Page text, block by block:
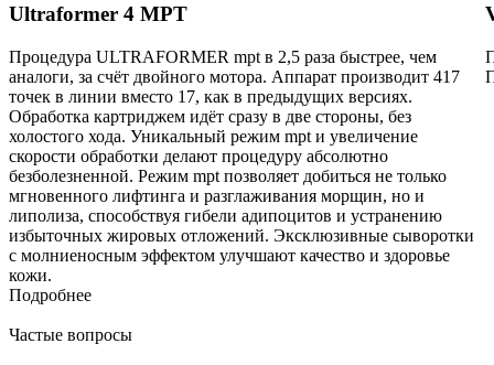
Ultraformer 4 MРТ
Процедура ULTRAFORMER mpt в 2,5 раза быстрее, чем
аналоги, за счёт двойного мотора. Аппарат производит 417
точек в линии вместо 17, как в предыдущих версиях.
Обработка картриджем идёт сразу в две стороны, без
холостого хода. Уникальный режим mpt и увеличение
скорости обработки делают процедуру абсолютно
безболезненной. Режим mpt позволяет добиться не только
мгновенного лифтинга и разглаживания морщин, но и
липолиза, способствуя гибели адипоцитов и устранению
избыточных жировых отложений. Эксклюзивные сыворотки
с молниеносным эффектом улучшают качество и здоровье
кожи.
Подробнее
Частые вопросы